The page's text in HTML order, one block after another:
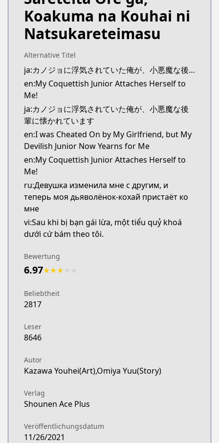
https://www.mangaupdates.com/
Koakuma na Kouhai ni
Natsukareteimasu
Alternative Titel
ja:カノジョに浮気されていた俺が、小悪魔な後輩に懐かれています
en:My Coquettish Junior Attaches Herself to
Me!
ja:カノジョに浮気されていた俺が、小悪魔な後
輩に懐かれています
en:I was Cheated On by My Girlfriend, but My
Devilish Junior Now Yearns for Me
en:My Coquettish Junior Attaches Herself to
Me!
ru:Девушка изменила мне с другим, и
теперь моя дьяволёнок-кохай пристаёт ко
мне
vi:Sau khi bị bạn gái lừa, một tiểu quỷ khoá
dưới cứ bám theo tôi.
Bewertung
6.97★★★
Beliebtheit
2817
Leser
8646
Autor
Kazawa Youhei(Art),Omiya Yuu(Story)
Verlag
Shounen Ace Plus
Veröffentlichungsdatum
11/26/2021